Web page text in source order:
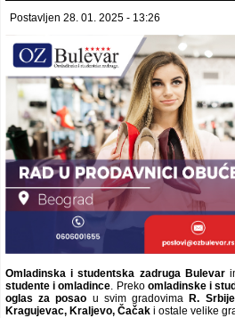
Uputstva
Cenovnik
Kontakt
Lokacija
Pristupanje
Obrasci
Video oglasi
Postavljen 28. 01. 2025 - 13:26
Omladinska i studentska zadruga Bulevar
studente i omladince . Preko omladinske i
oglas za posao u svim gradovimaR. Srbije
Kragujevac, Kraljevo, Čačak i ostale velike